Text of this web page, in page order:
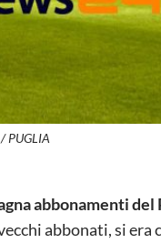
PUGLIA
abbonamenti del
abbonati, si era